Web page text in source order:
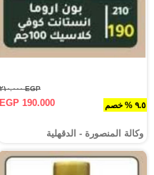
٩.٥ % خصم
EGP ٢١٠.٠٠٠
EGP 190.000
وكالة المنصورة - الدقهلية‎